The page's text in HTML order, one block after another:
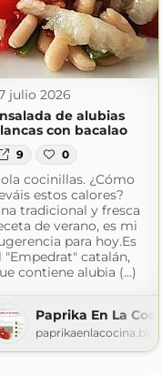
julio 2026
de alubias
con bacalao
9 0
cocinillas. ¿Cómo
estos calores?
tradicional y fresca
de verano, es mi
para hoy.Es
"Empedrat" catalán,
contiene alubia (...)
Paprika En La